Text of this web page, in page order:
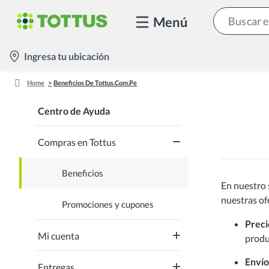
Menú
location-
Ingresa tu ubicación
Home Beneficios De Tottus.com.pe
Centro de Ayuda
Compras en Tottus
Beneficios
Promociones y cupones
Mi cuenta
Crear cuenta
Entregas
En nuestro
nuestras